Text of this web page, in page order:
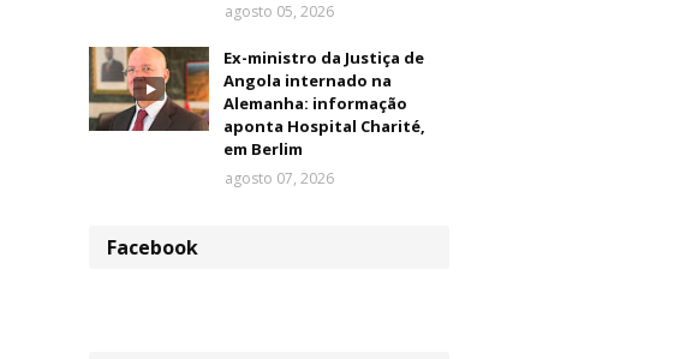
agosto 05, 2026
Ex-ministro da Justiça de
Angola internado na
Alemanha: informação
aponta Hospital Charité,
em Berlim
agosto 07, 2026
Facebook